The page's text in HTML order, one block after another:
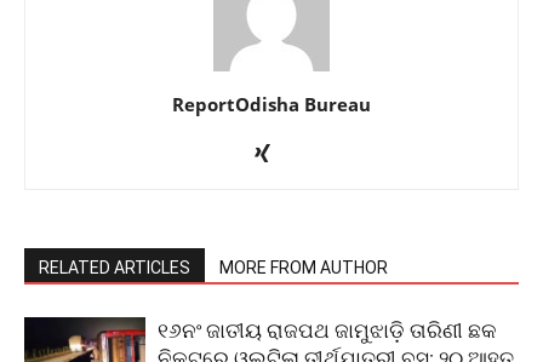
ReportOdisha Bureau
RELATED ARTICLES MORE FROM AUTHOR
୧୬ନଂ ଜାତୀୟ ରାଜପଥ ଜାମୁଝାଡ଼ି ତାରିଣୀ ଛକ